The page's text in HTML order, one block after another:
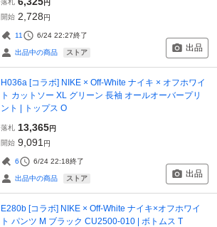
円
開始 2,728円
11 6/24 22:27終了
出品中の商品 ストア 出品
H036a [コラボ] NIKE × Off-White ナイキ × オフホワイ
ト カットソー XL グリーン 長袖 オールオーバープリ
ント | トップス O
落札 13,365円
開始 9,091 円
6 6/24 22:18終了
出品中の商品 ストア 出品
E280b [コラボ] NIKE × Off-White ナイキ×オフホワイ
ト パンツ M ブラック CU2500-010 | ボトムス T